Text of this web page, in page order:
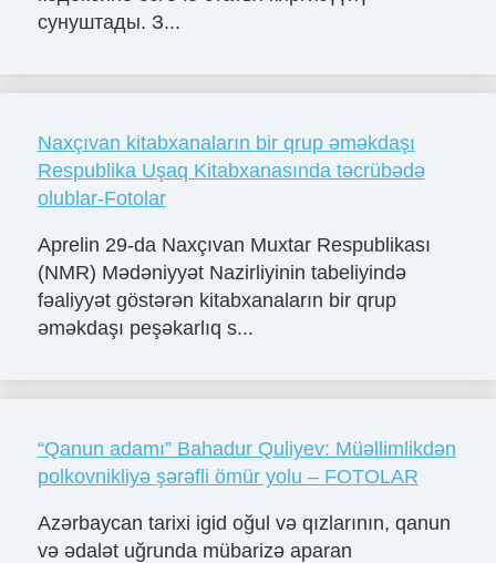
сунуштады. З...
Naxçıvan kitabxanaların bir qrup əməkdaşı
Respublika Uşaq Kitabxanasında təcrübədə
olublar-Fotolar
Aprelin 29-da Naxçıvan Muxtar Respublikası
(NMR) Mədəniyyət Nazirliyinin tabeliyində
fəaliyyət göstərən kitabxanaların bir qrup
əməkdaşı peşəkarlıq s...
“Qanun adamı” Bahadur Quliyev: Müəllimlikdən
polkovnikliyə şərəfli ömür yolu – FOTOLAR
Azərbaycan tarixi igid oğul və qızlarının, qanun
və ədalət uğrunda mübarizə aparan